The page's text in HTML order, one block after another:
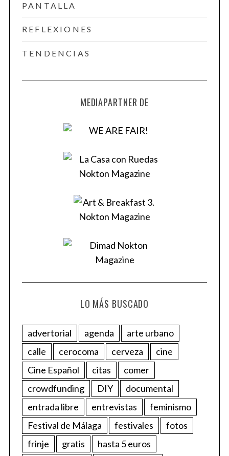
PANTALLA
REFLEXIONES
TENDENCIAS
MEDIAPARTNER DE
LO MÁS BUSCADO
advertorial agenda
arte urbano
calle
cerocoma cerveza
cine
Cine Español
citas
comer
crowdfunding
DIY
documental
entrada libre
entrevistas
feminismo
Festival de Málaga
festivales
fotos
frinje
gratis
hasta 5 euros